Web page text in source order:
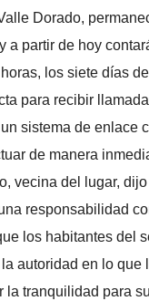
Dorado,
a partir de hoy
los siete días
para recibir
sistema de enlace
de manera
vecina del lugar,
responsabilidad
los habitantes del
autoridad en lo que
la tranquilidad para